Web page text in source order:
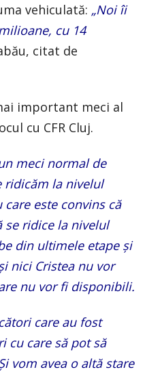
vehiculată: „Noi îi
cu 14
citat de
important meci al
cu CFR Cluj.
meci normal de
ridicăm la nivelul
care este convins că
se ridice la nivelul
din ultimele etape și
nici Cristea nu vor
nu vor fi disponibili.
care au fost
cu care să pot să
vom avea o altă stare